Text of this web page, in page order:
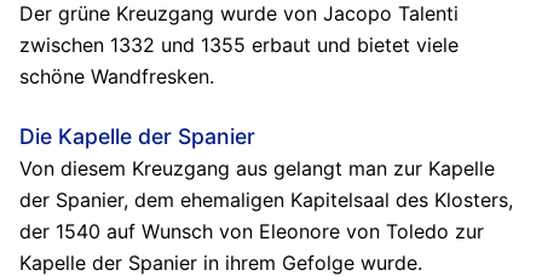
Der grüne Kreuzgang wurde von Jacopo Talenti
zwischen 1332 und 1355 erbaut und bietet viele
schöne Wandfresken.
Die Kapelle der Spanier
Von diesem Kreuzgang aus gelangt man zur Kapelle
der Spanier, dem ehemaligen Kapitelsaal des Klosters,
der 1540 auf Wunsch von Eleonore von Toledo zur
Kapelle der Spanier in ihrem Gefolge wurde.